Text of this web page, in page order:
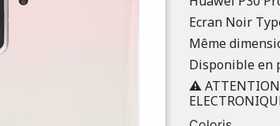
Ecran Noir
Même
Disponible en
⚠️ ATTENTION